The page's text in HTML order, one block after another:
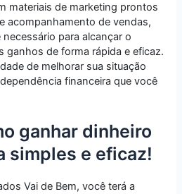
materiais de marketing prontos
acompanhamento de vendas,
para alcançar o
ganhos de forma rápida e eficaz.
de melhorar sua situação
financeira que você
ganhar dinheiro
simples e eficaz!
Vai de Bem, você terá a